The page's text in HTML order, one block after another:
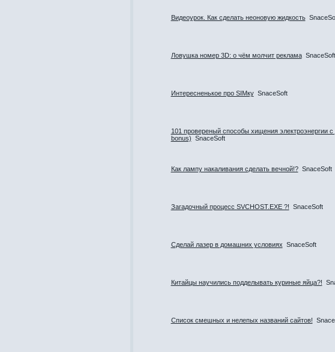
Видеоурок. Как сделать неоновую жидкость
Ловушка номер 3D: о чём молчит реклама SnaceSoft
Интересненькое про SIMку SnaceSoft
101 провереный способы хищения электроэнергии
bonus) SnaceSoft
Как лампу накаливания сделать вечной!? SnaceSoft
Загадочный процесс SVCHOST.EXE ?! SnaceSoft
Сделай лазер в домашних условиях SnaceSoft
Китайцы научились подделывать куриные яйца?!
Cписок смешных и нелепых названий сайтов!